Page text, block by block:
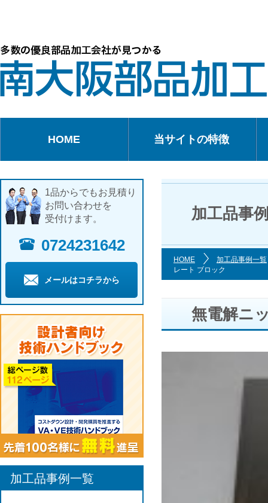
HOME 当サイトの特徴
加工品事
HOME
加工品事例一覧
レート ブロック
無電解ニ
1品からでもお見積り
お問い合わせを
受付けます。
0724231642
メールはコチラから
加工品事例一覧